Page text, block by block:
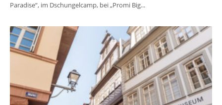
Paradise“, im Dschungelcamp, bei „Promi Big...